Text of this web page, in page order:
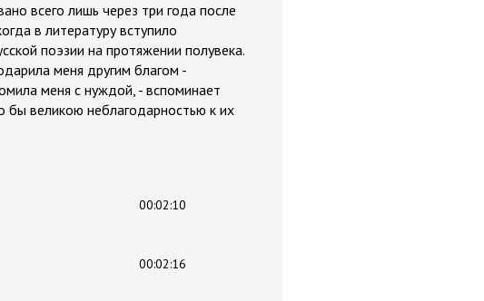
всего лишь через три года после
в литературу вступило
поэзии на протяжении полувека.
меня другим благом -
меня с нуждой, - вспоминает
бы великою неблагодарностью к их
00:02:10
00:02:16